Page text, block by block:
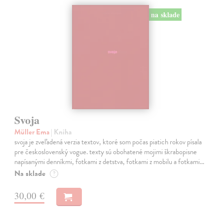
na sklade
Svoja
Müller Ema| Kniha
svoja je zveľadená verzia textov, ktoré som počas piatich rokov písala
pre československý vogue. texty sú obohatené mojimi škrabopisne
napísanými denníkmi, fotkami z detstva, fotkami z mobilu a fotkami…
Na sklade ?
30,00 €